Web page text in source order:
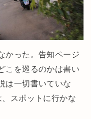
かった。告知ページ
こを巡るのかは書い
は一切書いていな
スポットに行かな